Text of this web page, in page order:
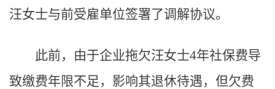
汪女士与前受雇单位签署了调解协议。
此前，由于企业拖欠汪女士4年社保费导
致缴费年限不足，影响其退休待遇，但欠费